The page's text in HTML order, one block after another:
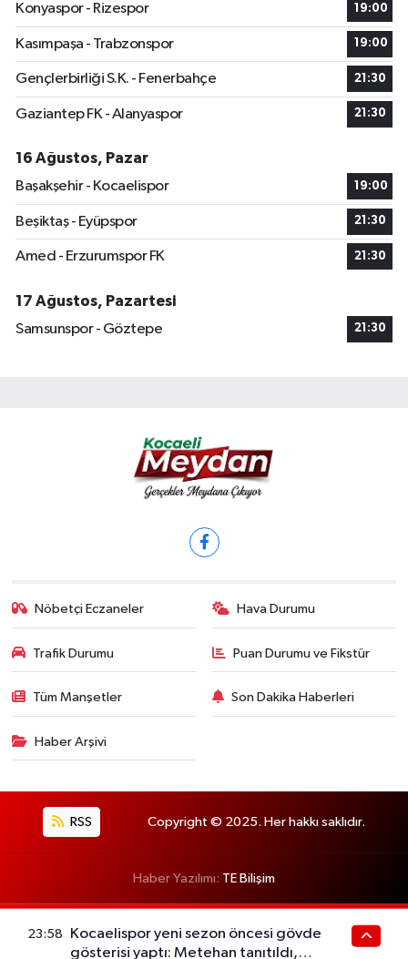
Konyaspor - Rizespor
19:00
Kasımpaşa - Trabzonspor 19:00
Gençlerbirliği S.K. - Fenerbahçe 21:30
Gaziantep FK - Alanyaspor 21:30
16 Ağustos, Pazar
Başakşehir - Kocaelispor
19:00
Beşiktaş - Eyüpspor 21:30
Amed - Erzurumspor FK 21:30
17 Ağustos, Pazartesi
Samsunspor - Göztepe
21:30
Nöbetçi Eczaneler Hava Durumu
Trafik Durumu Puan Durumu ve Fikstür
Tüm Manşetler Son Dakika Haberleri
Haber Arşivi
RSS Copyright © 2025. Her hakkı saklıdır.
Haber Yazılımı: TE Bilişim
23:58
Kocaelispor yeni sezon öncesi gövde
gösterisi yaptı: Metehan tanıtıldı,